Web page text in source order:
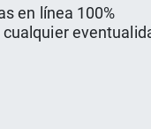
en línea 100%